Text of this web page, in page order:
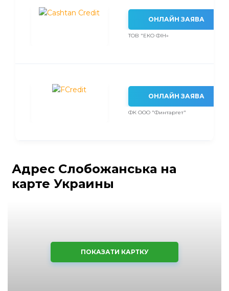
ОНЛАЙН ЗАЯВА
ТОВ "ЕКО ФІН»
ОНЛАЙН ЗАЯВА
ФК ООО "Финтаргет"
Адрес Слобожанська на
карте Украины
ПОКАЗАТИ КАРТКУ